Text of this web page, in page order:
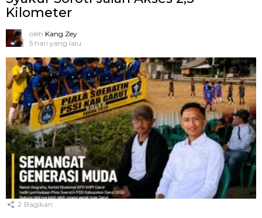
Kilometer
oleh Kang Zey
5 hari yang lalu
2 Bagikan